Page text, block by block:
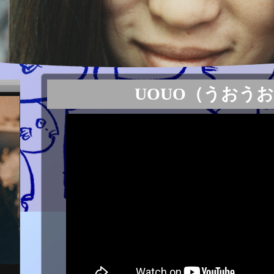
UOUO（うおう